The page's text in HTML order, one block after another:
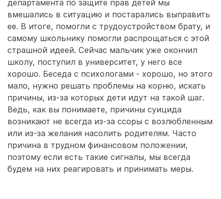
департамента по защите прав детей мы
вмешались в ситуацию и постарались выправить
ее. В итоге, помогли с трудоустройством брату, и
самому школьнику помогли распрощаться с этой
страшной идеей. Сейчас мальчик уже окончил
школу, поступил в университет, у него все
хорошо. Беседа с психологами - хорошо, но этого
мало, нужно решать проблемы на корню, искать
причины, из-за которых дети идут на такой шаг.
Ведь, как вы понимаете, причины суицида
возникают не всегда из-за ссоры с возлюбленным
или из-за желания насолить родителям. Часто
причина в трудном финансовом положении,
поэтому если есть такие сигналы, мы всегда
будем на них реагировать и принимать меры.